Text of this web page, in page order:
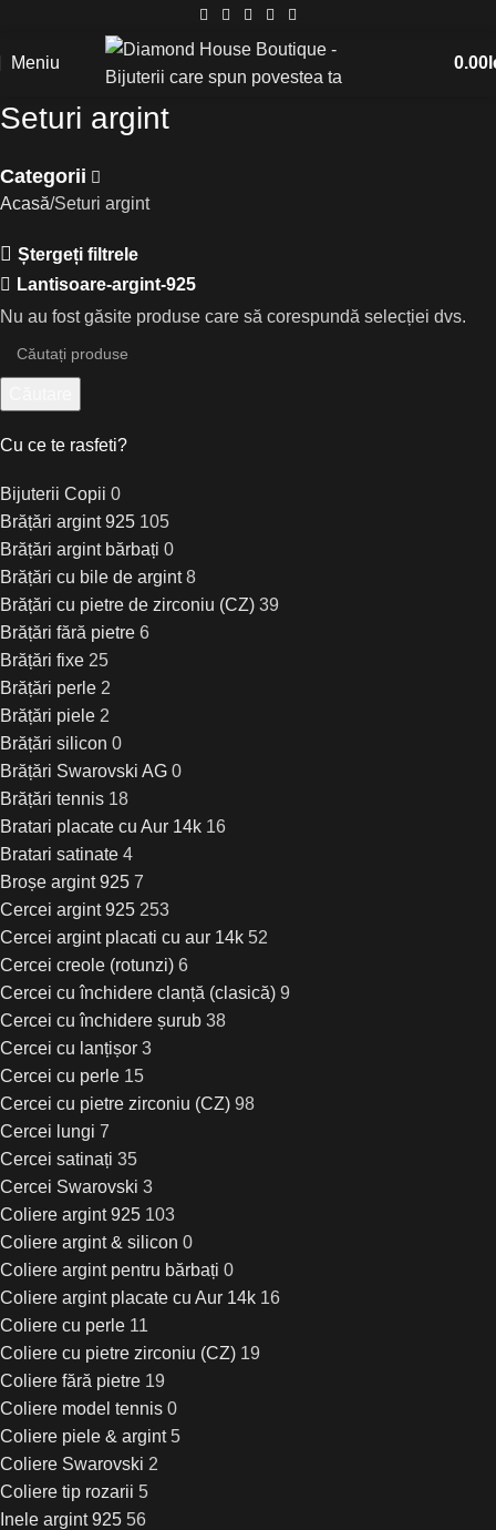
Meniu 0.00
Seturi argint
Categorii
Cu ce te rasfeti?
Bijuterii Copii 0
Brățări argint 925 105
Brățări argint bărbați 0
Brățări cu bile de argint 8
Brățări cu pietre de zirconiu (CZ) 39
Brățări fără pietre 6
Brățări fixe 25
Brățări perle 2
Brățări piele 2
Brățări silicon 0
Brățări Swarovski AG 0
Brățări tennis 18
Bratari placate cu Aur 14k 16
Bratari satinate 4
Broșe argint 925 7
Cercei argint 925 253
Cercei argint placati cu aur 14k 52
Cercei creole (rotunzi) 6
Cercei cu închidere clanță (clasică) 9
Cercei cu închidere șurub 38
Cercei cu lanțișor 3
Cercei cu perle 15
Cercei cu pietre zirconiu (CZ) 98
Cercei lungi 7
Cercei satinați 35
Cercei Swarovski 3
Coliere argint 925 103
Coliere argint & silicon 0
Coliere argint pentru bărbați 0
Coliere argint placate cu Aur 14k 16
Coliere cu perle 11
Coliere cu pietre zirconiu (CZ) 19
Coliere fără pietre 19
Coliere model tennis 0
Coliere piele & argint 5
Coliere Swarovski 2
Coliere tip rozarii 5
Inele argint 925 56
Acasă Seturi argint
Ștergeți filtrele
Lantisoare-argint-925
Nu au fost găsite produse care să corespundă selecției dvs.